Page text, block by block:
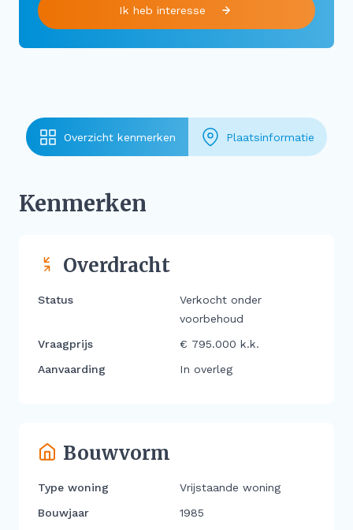
Ik heb interesse
Overzicht kenmerken Plaatsinformatie
Kenmerken
Overdracht
Status
Verkocht onder
voorbehoud
Vraagprijs
€ 795.000 k.k.
Aanvaarding
In overleg
Bouwvorm
Type woning
Vrijstaande woning
Bouwjaar
1985